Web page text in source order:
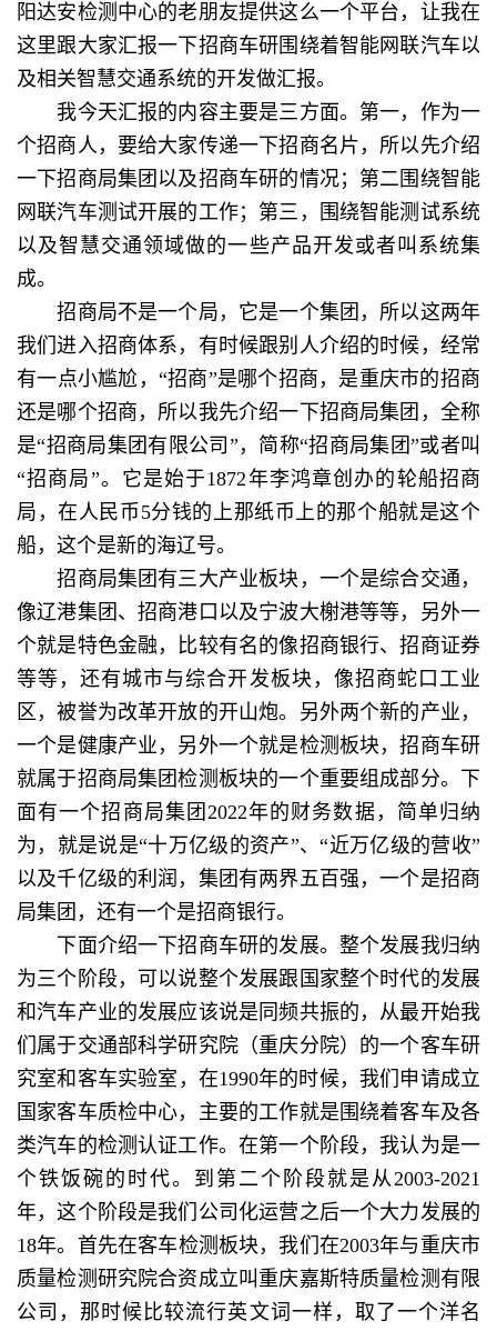
阳达安检测中心的老朋友提供这么一个平台，让我在
这里跟大家汇报一下招商车研围绕着智能网联汽车以
及相关智慧交通系统的开发做汇报。
我今天汇报的内容主要是三方面。第一，作为一
个招商人，要给大家传递一下招商名片，所以先介绍
一下招商局集团以及招商车研的情况；第二围绕智能
网联汽车测试开展的工作；第三，围绕智能测试系统
以及智慧交通领域做的一些产品开发或者叫系统集
成。
招商局不是一个局，它是一个集团，所以这两年
我们进入招商体系，有时候跟别人介绍的时候，经常
有一点小尴尬，“招商”是哪个招商，是重庆市的招商
还是哪个招商，所以我先介绍一下招商局集团，全称
是“招商局集团有限公司”，简称“招商局集团”或者叫
“招商局”。它是始于1872年李鸿章创办的轮船招商
局，在人民币5分钱的上那纸币上的那个船就是这个
船，这个是新的海辽号。
招商局集团有三大产业板块，一个是综合交通，
像辽港集团、招商港口以及宁波大榭港等等，另外一
个就是特色金融，比较有名的像招商银行、招商证券
等等，还有城市与综合开发板块，像招商蛇口工业
区，被誉为改革开放的开山炮。另外两个新的产业，
一个是健康产业，另外一个就是检测板块，招商车研
就属于招商局集团检测板块的一个重要组成部分。下
面有一个招商局集团2022年的财务数据，简单归纳
为，就是说是“十万亿级的资产”、“近万亿级的营收”
以及千亿级的利润，集团有两界五百强，一个是招商
局集团，还有一个是招商银行。
下面介绍一下招商车研的发展。整个发展我归纳
为三个阶段，可以说整个发展跟国家整个时代的发展
和汽车产业的发展应该说是同频共振的，从最开始我
们属于交通部科学研究院（重庆分院）的一个客车研
究室和客车实验室，在1990年的时候，我们申请成立
国家客车质检中心，主要的工作就是围绕着客车及各
类汽车的检测认证工作。在第一个阶段，我认为是一
个铁饭碗的时代。到第二个阶段就是从2003-2021
年，这个阶段是我们公司化运营之后一个大力发展的
18年。首先在客车检测板块，我们在2003年与重庆市
质量检测研究院合资成立叫重庆嘉斯特质量检测有限
公司，那时候比较流行英文词一样，取了一个洋名